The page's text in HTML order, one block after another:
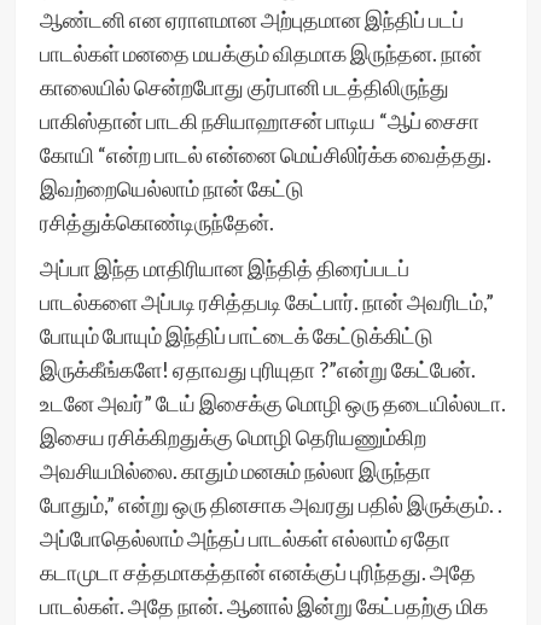
ஆண்டனி என ஏராளமான அற்புதமான இந்திப் படப்
பாடல்கள் மனதை மயக்கும் விதமாக இருந்தன. நான்
காலையில் சென்றபோது குர்பானி படத்திலிருந்து
பாகிஸ்தான் பாடகி நசியாஹாசன் பாடிய “ஆப் சைசா
கோயி “என்ற பாடல் என்னை மெய்சிலிர்க்க வைத்தது.
இவற்றையெல்லாம் நான் கேட்டு
ரசித்துக்கொண்டிருந்தேன்.
அப்பா இந்த மாதிரியான இந்தித் திரைப்படப்
பாடல்களை அப்படி ரசித்தபடி கேட்பார். நான் அவரிடம்,”
போயும் போயும் இந்திப் பாட்டைக் கேட்டுக்கிட்டு
இருக்கீங்களே! ஏதாவது புரியுதா ?”என்று கேட்பேன்.
உடனே அவர்” டேய் இசைக்கு மொழி ஒரு தடையில்லடா.
இசைய ரசிக்கிறதுக்கு மொழி தெரியணும்கிற
அவசியமில்லை. காதும் மனசும் நல்லா இருந்தா
போதும்,” என்று ஒரு தினசாக அவரது பதில் இருக்கும். .
அப்போதெல்லாம் அந்தப் பாடல்கள் எல்லாம் ஏதோ
கடாமுடா சத்தமாகத்தான் எனக்குப் புரிந்தது. அதே
பாடல்கள். அதே நான். ஆனால் இன்று கேட்பதற்கு மிக